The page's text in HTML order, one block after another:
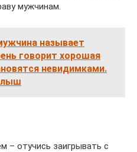
мужчинам.
называет
говорит хорошая
невидимками.
– отучись заигрывать с